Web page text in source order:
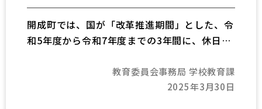
開成町では、国が「改革推進期間」とした、令
和5年度から令和7年度までの3年間に、休日の
しいスポーツ・文化活動環境の構築）が完了す
教育委員会事務局 学校教育課
2025年3月30日